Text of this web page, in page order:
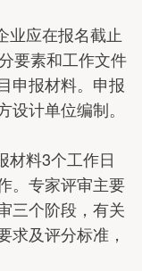
应在报名截止
要素和工作文件
申报材料。申报
计单位编制。
料3个工作日
。专家评审主要
三个阶段，有关
求及评分标准，